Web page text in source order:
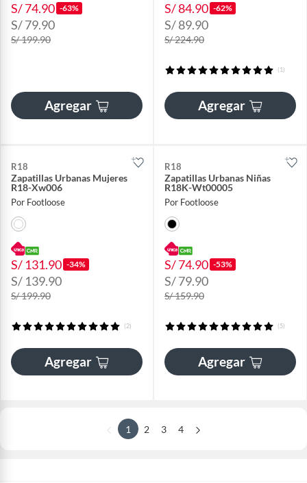
S/ 74.90 -63%
S/ 79.90
S/ 199.90
Agregar
S/ 84.90 -62%
S/ 89.90
S/ 224.90
(1)
Agregar
R18
Zapatillas Urbanas Mujeres
R18-Xw006
Por Footloose
S/ 131.90 -34%
S/ 139.90
S/ 199.90
(2)
Agregar
R18
Zapatillas Urbanas Niñas
R18K-Wt00005
Por Footloose
S/ 74.90 -53%
S/ 79.90
S/ 159.90
(5)
Agregar
1 2 3 4